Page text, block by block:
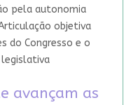
pela autonomia
objetiva
do Congresso e o
avançam as